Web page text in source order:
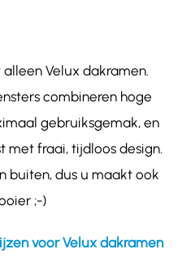
Velux dakramen.
combineren hoge
gebruiksgemak, en
met fraai, tijdloos design.
buiten, dus u maakt ook
;-)
voor Velux dakramen